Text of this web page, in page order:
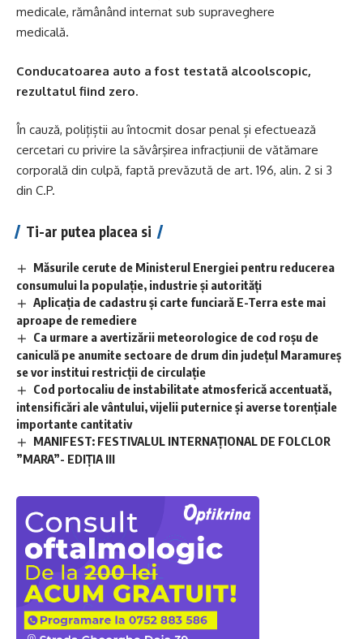
medicale, rămânând internat sub supraveghere
medicală.
Conducatoarea auto a fost testată alcoolscopic,
rezultatul fiind zero.
În cauză, polițiștii au întocmit dosar penal și efectuează
cercetari cu privire la săvârşirea infracţiunii de vătămare
corporală din culpă, faptă prevăzută de art. 196, alin. 2 si 3
din C.P.
Ti-ar putea placea si
Măsurile cerute de Ministerul Energiei pentru reducerea
consumului la populație, industrie și autorități
Aplicaţia de cadastru şi carte funciară E-Terra este mai
aproape de remediere
Ca urmare a avertizării meteorologice de cod roșu de
caniculă pe anumite sectoare de drum din județul Maramureș
se vor institui restricții de circulație
Cod portocaliu de instabilitate atmosferică accentuată,
intensificări ale vântului, vijelii puternice și averse torențiale
importante cantitativ
MANIFEST: FESTIVALUL INTERNAȚIONAL DE FOLCLOR
”MARA”- EDIȚIA III